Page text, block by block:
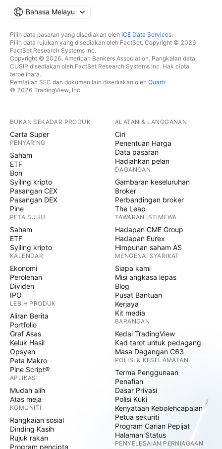
Bahasa Melayu
Pilih data pasaran yang disediakan oleh ICE Data Services.
Pilih data rujukan yang disediakan oleh FactSet. Copyright © 2026
FactSet Research Systems Inc.
Copyright © 2026, American Bankers Association. Pangkalan data
CUSIP disediakan oleh FactSet Research Systems Inc. Hak cipta
terpelihara.
Pemfailan SEC dan dokumen lain disediakan oleh Quartr.
© 2026 TradingView, Inc.
BUKAN SEKADAR PRODUK
Carta Super
PENYARING
Saham
ETF
Bon
Syiling kripto
Pasangan CEX
Pasangan DEX
Pine
PETA SUHU
Saham
ETF
Syiling kripto
KALENDAR
Ekonomi
Perolehan
Dividen
IPO
LEBIH PRODUK
Aliran Berita
Portfolio
Graf Asas
Keluk Hasil
Opsyen
Peta Makro
Pine Script®
APLIKASI
Mudah alih
Atas meja
KOMUNITI
Rangkaian sosial
Dinding Kasih
Rujuk rakan
Program pencipta
ALATAN & LANGGANAN
Ciri
Penentuan Harga
Data pasaran
Hadiahkan pelan
DAGANGAN
Gambaran keseluruhan
Broker
Perbandingan broker
The Leap
TAWARAN ISTIMEWA
Hadapan CME Group
Hadapan Eurex
Himpunan saham AS
MENGENAI SYARIKAT
Siapa kami
Misi angkasa lepas
Blog
Pusat Bantuan
Kerjaya
Kit media
BARANGAN
Kedai TradingView
Kad tarot untuk pedagang
Masa Dagangan C63
POLISI & KESELAMATAN
Terma Penggunaan
Penafian
Dasar Privasi
Polisi Kuki
Kenyataan Kebolehcapaian
Petua sekuriti
Program Carian Pepijat
Halaman Status
PENYELESAIAN PERNIAGAAN